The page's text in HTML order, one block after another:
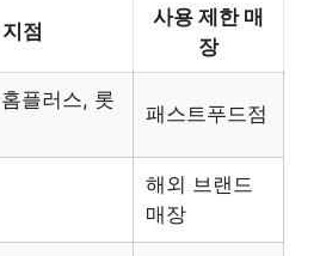
점
사용 제한 매
장
플러스, 롯
패스트푸드점
해외 브랜드
매장